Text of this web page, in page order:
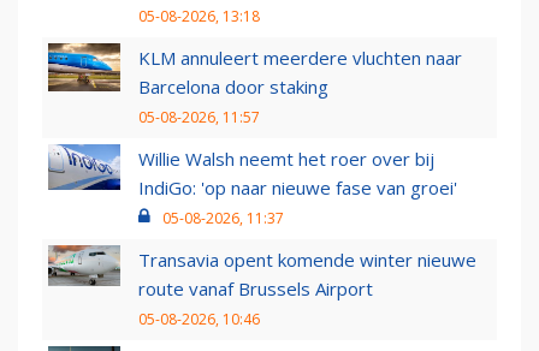
05-08-2026, 13:18
KLM annuleert meerdere vluchten naar
Barcelona door staking
05-08-2026, 11:57
Willie Walsh neemt het roer over bij
IndiGo: 'op naar nieuwe fase van groei'
05-08-2026, 11:37
Transavia opent komende winter nieuwe
route vanaf Brussels Airport
05-08-2026, 10:46